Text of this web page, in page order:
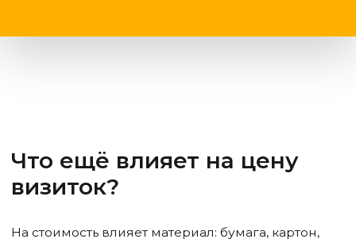
Что ещё влияет на цену
визиток?
На стоимость влияет материал: бумага, картон,